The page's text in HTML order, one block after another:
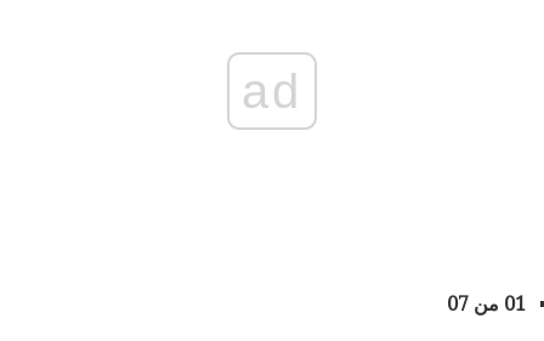
ad
01 من 07